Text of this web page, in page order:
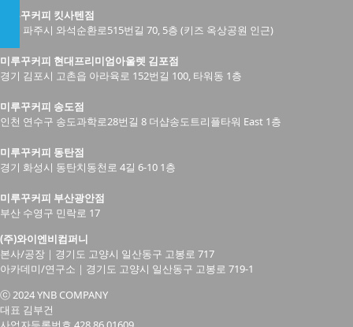
미루꾸커피 킷사텐점
경기 파주시 와석순환로515번길 70, 5층 (키즈 옥상공원 인근)
미루꾸커피 현대프리미엄아울렛 김포점
경기 김포시 고촌읍 아라육로 152번길 100, 타워동 1층
미루꾸커피 송도점
인천 연수구 송도과학로28번길 8 더샵송도트리플타워 East 1층
미루꾸커피 동탄점
경기 화성시 동탄치동천로 4길 6-10 1층
미루꾸커피 부산광안점
부산 수영구 민락로 17
(주)와이엔비컴퍼니
본사/공장｜경기도 고양시 일산동구 고봉로 717
아카데미/연구소｜경기도 고양시 일산동구 고봉로 719-1
ⓒ 2024 YNB COMPANY
대표 김부건